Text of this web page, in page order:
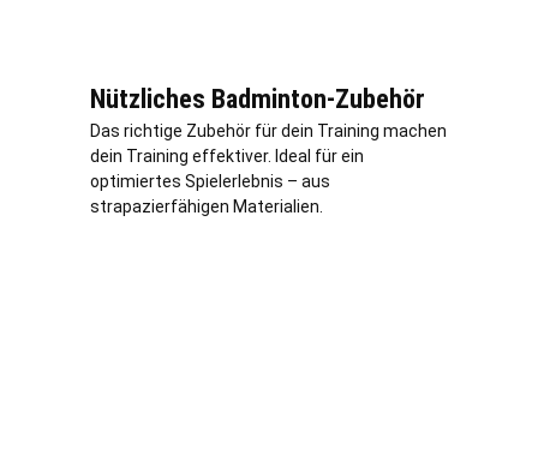
Nützliches Badminton-Zubehör
Das richtige Zubehör für dein Training machen
dein Training effektiver. Ideal für ein
optimiertes Spielerlebnis – aus
strapazierfähigen Materialien.